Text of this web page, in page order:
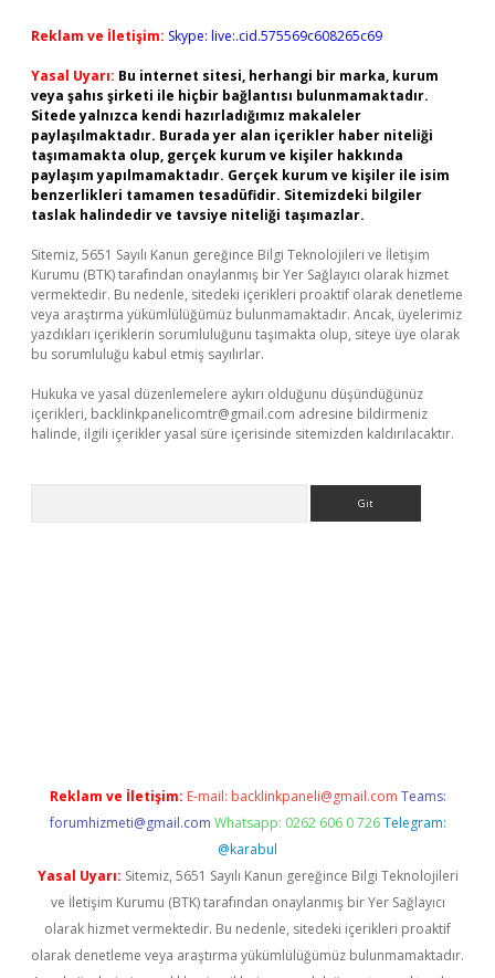
Reklam ve İletişim: Skype: live:.cid.575569c608265c69
Yasal Uyarı: Bu internet sitesi, herhangi bir marka, kurum
veya şahıs şirketi ile hiçbir bağlantısı bulunmamaktadır.
Sitede yalnızca kendi hazırladığımız makaleler
paylaşılmaktadır. Burada yer alan içerikler haber niteliği
taşımamakta olup, gerçek kurum ve kişiler hakkında
paylaşım yapılmamaktadır. Gerçek kurum ve kişiler ile isim
benzerlikleri tamamen tesadüfidir. Sitemizdeki bilgiler
taslak halindedir ve tavsiye niteliği taşımazlar.
Sitemiz, 5651 Sayılı Kanun gereğince Bilgi Teknolojileri ve İletişim
Kurumu (BTK) tarafından onaylanmış bir Yer Sağlayıcı olarak hizmet
vermektedir. Bu nedenle, sitedeki içerikleri proaktif olarak denetleme
veya araştırma yükümlülüğümüz bulunmamaktadır. Ancak, üyelerimiz
yazdıkları içeriklerin sorumluluğunu taşımakta olup, siteye üye olarak
bu sorumluluğu kabul etmiş sayılırlar.
Hukuka ve yasal düzenlemelere aykırı olduğunu düşündüğünüz
içerikleri, backlinkpanelicomtr@gmail.com adresine bildirmeniz
halinde, ilgili içerikler yasal süre içerisinde sitemizden kaldırılacaktır.
Reklam ve İletişim: E-mail: backlinkpaneli@gmail.com Teams:
forumhizmeti@gmail.com Whatsapp: 0262 606 0 726 Telegram:
@karabul
Yasal Uyarı: Sitemiz, 5651 Sayılı Kanun gereğince Bilgi Teknolojileri
ve İletişim Kurumu (BTK) tarafından onaylanmış bir Yer Sağlayıcı
olarak hizmet vermektedir. Bu nedenle, sitedeki içerikleri proaktif
olarak denetleme veya araştırma yükümlülüğümüz bulunmamaktadır.